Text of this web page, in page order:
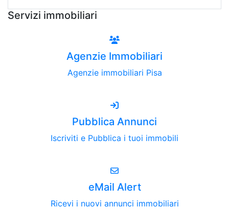
Servizi immobiliari
Agenzie Immobiliari
Agenzie immobiliari Pisa
Pubblica Annunci
Iscriviti e Pubblica i tuoi immobili
eMail Alert
Ricevi i nuovi annunci immobiliari